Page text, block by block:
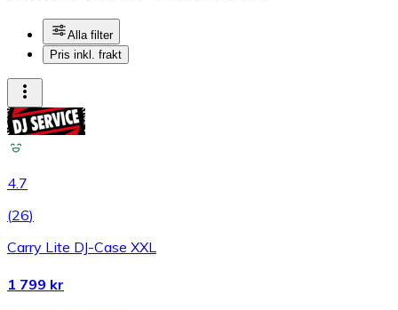
Alla filter
Pris inkl. frakt
4.7
(26)
Carry Lite DJ-Case XXL
1 799 kr